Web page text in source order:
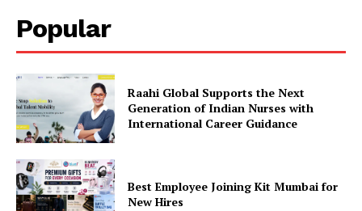
Popular
Raahi Global Supports the Next
Generation of Indian Nurses with
International Career Guidance
Best Employee Joining Kit Mumbai for
New Hires